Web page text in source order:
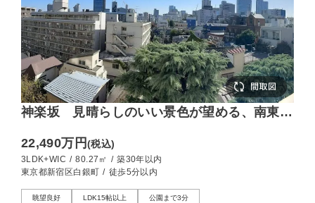
神楽坂 見晴らしのいい景色が望める、南東向
22,490万円(税込)
3LDK+WIC / 80.27㎡ / 築30年以内
東京都新宿区白銀町 / 徒歩5分以内
眺望良好 LDK15帖以上 公園まで3分